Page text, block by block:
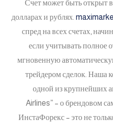
Счет может быть открыт
долларах и рублях.
спред на всех счетах,
если учитывать полное
мгновенную
трейдером сделок. Наша
одной из крупнейших
Airlines” – о брендовом
ИнстаФорекс – это не